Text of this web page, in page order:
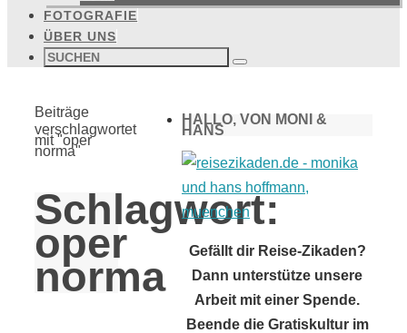
FOTOGRAFIE
ÜBER UNS
Suchen
nach: Suchen
Start
Beiträge
verschlagwortet
mit "oper
norma"
Schlagwort:
oper
norma
HALLO, VON MONI &
HANS
Gefällt dir Reise-Zikaden?
Dann unterstütze unsere
Arbeit mit einer Spende.
Beende die Gratiskultur im